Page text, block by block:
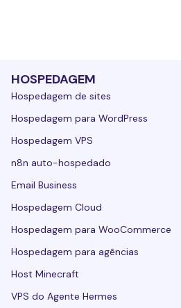
HOSPEDAGEM
Hospedagem de sites
Hospedagem para WordPress
Hospedagem VPS
n8n auto-hospedado
Email Business
Hospedagem Cloud
Hospedagem para WooCommerce
Hospedagem para agências
Host Minecraft
VPS do Agente Hermes